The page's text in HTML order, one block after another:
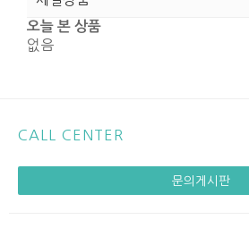
오늘 본 상품
없음
CALL CENTER
문의게시판